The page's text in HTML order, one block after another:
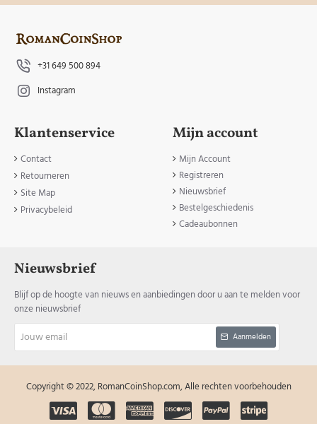
+31 649 500 894
Instagram
Klantenservice
Contact
Retourneren
Site Map
Privacybeleid
Mijn account
Mijn Account
Registreren
Nieuwsbrief
Bestelgeschiedenis
Cadeaubonnen
Nieuwsbrief
Blijf op de hoogte van nieuws en aanbiedingen door u aan te melden voor
onze nieuwsbrief
email
Aanmelden
Copyright © 2022, RomanCoinShop.com, Alle rechten voorbehouden